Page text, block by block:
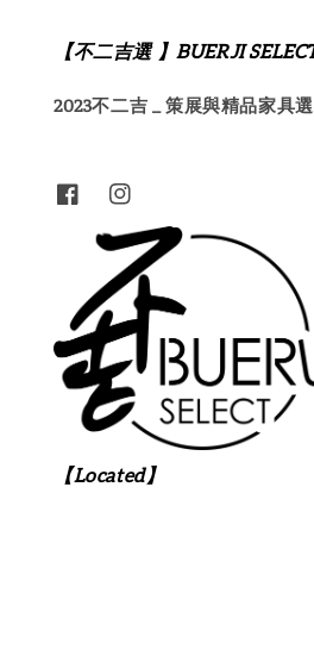
【不二吉選 】BUERJI
2023不二吉 _ 策展與精品家具選
【Located】